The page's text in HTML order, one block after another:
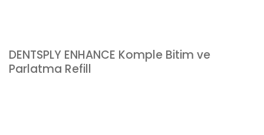
DENTSPLY ENHANCE Komple Bitim ve
Parlatma Refill